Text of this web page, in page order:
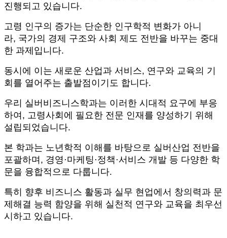
진행되고 있습니다.
고령 인구의 증가는 단순한 인구학적 변화가 아니
라, 국가의 경제 구조와 사회 제도 전반을 바꾸는 중대
한 과제입니다.
동시에 이는 새로운 산업과 서비스, 연구와 교육의 기
회를 열어주는 출발점이기도 합니다.
우리 실버비즈니스학과는 이러한 시대적 요구에 부응
하여 , 고령사회에 필요한 전문 인재를 양성하기 위해
설립되었습니다.
본 학과는 노년학적 이해를 바탕으로 실버산업 전반을
포괄하며 , 경영 ·마케팅 ·정책 ·서비스 개발 등 다양한 학
문을 융합적으로 다룹니다.
특히 향후 비즈니스 활동과 실무 현업에서 창의력과 문
제해결 능력 함양을 위해 실천적 연구와 교육을 최우선
시하고 있습니다.